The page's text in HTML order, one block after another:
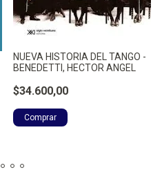
NUEVA HISTORIA DEL TANGO -
BENEDETTI, HECTOR ANGEL
$34.600,00